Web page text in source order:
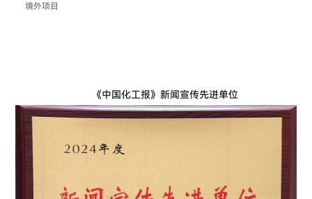
境外项目
《中国化工报》新闻宣传先进单位